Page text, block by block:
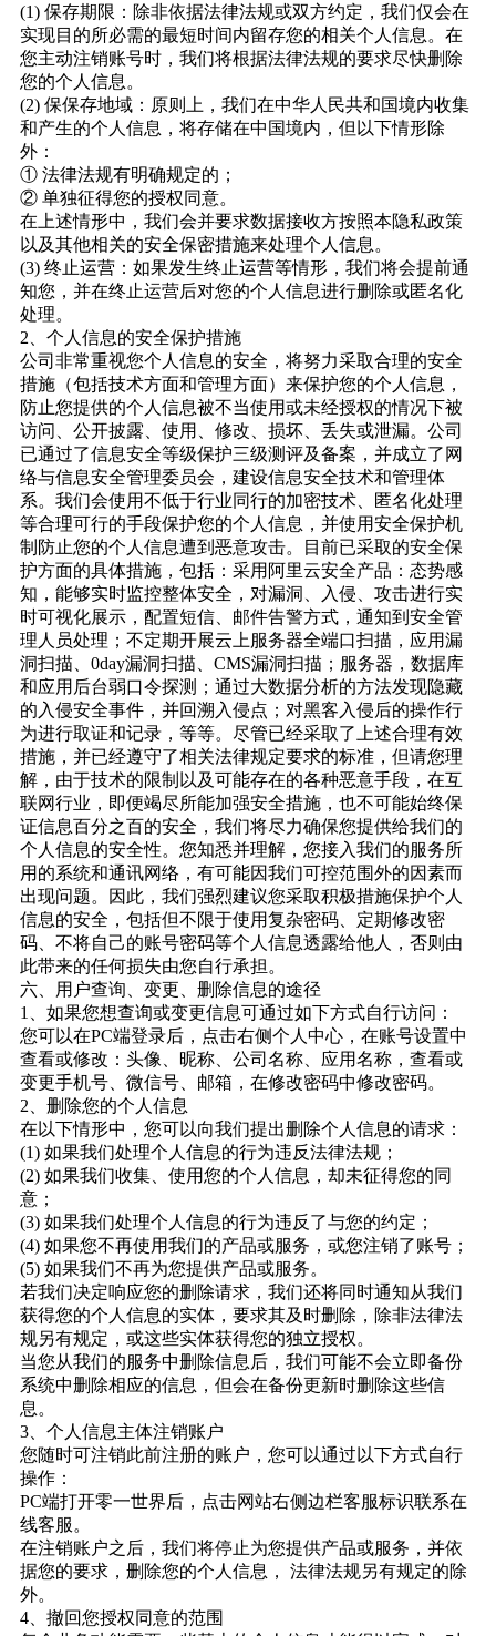
(1) 保存期限：除非依据法律法规或双方约定，我们仅会在
实现目的所必需的最短时间内留存您的相关个人信息。在
您主动注销账号时，我们将根据法律法规的要求尽快删除
您的个人信息。
(2) 保保存地域：原则上，我们在中华人民共和国境内收集
和产生的个人信息，将存储在中国境内，但以下情形除
外：
① 法律法规有明确规定的；
② 单独征得您的授权同意。
在上述情形中，我们会并要求数据接收方按照本隐私政策
以及其他相关的安全保密措施来处理个人信息。
(3) 终止运营：如果发生终止运营等情形，我们将会提前通
知您，并在终止运营后对您的个人信息进行删除或匿名化
处理。
2、个人信息的安全保护措施
公司非常重视您个人信息的安全，将努力采取合理的安全
措施（包括技术方面和管理方面）来保护您的个人信息，
防止您提供的个人信息被不当使用或未经授权的情况下被
访问、公开披露、使用、修改、损坏、丢失或泄漏。公司
已通过了信息安全等级保护三级测评及备案，并成立了网
络与信息安全管理委员会，建设信息安全技术和管理体
系。我们会使用不低于行业同行的加密技术、匿名化处理
等合理可行的手段保护您的个人信息，并使用安全保护机
制防止您的个人信息遭到恶意攻击。目前已采取的安全保
护方面的具体措施，包括：采用阿里云安全产品：态势感
知，能够实时监控整体安全，对漏洞、入侵、攻击进行实
时可视化展示，配置短信、邮件告警方式，通知到安全管
理人员处理；不定期开展云上服务器全端口扫描，应用漏
洞扫描、0day漏洞扫描、CMS漏洞扫描；服务器，数据库
和应用后台弱口令探测；通过大数据分析的方法发现隐藏
的入侵安全事件，并回溯入侵点；对黑客入侵后的操作行
为进行取证和记录，等等。尽管已经采取了上述合理有效
措施，并已经遵守了相关法律规定要求的标准，但请您理
解，由于技术的限制以及可能存在的各种恶意手段，在互
联网行业，即便竭尽所能加强安全措施，也不可能始终保
证信息百分之百的安全，我们将尽力确保您提供给我们的
个人信息的安全性。您知悉并理解，您接入我们的服务所
用的系统和通讯网络，有可能因我们可控范围外的因素而
出现问题。因此，我们强烈建议您采取积极措施保护个人
信息的安全，包括但不限于使用复杂密码、定期修改密
码、不将自己的账号密码等个人信息透露给他人，否则由
此带来的任何损失由您自行承担。
六、用户查询、变更、删除信息的途径
1、如果您想查询或变更信息可通过如下方式自行访问：
您可以在PC端登录后，点击右侧个人中心，在账号设置中
查看或修改：头像、昵称、公司名称、应用名称，查看或
变更手机号、微信号、邮箱，在修改密码中修改密码。
2、删除您的个人信息
在以下情形中，您可以向我们提出删除个人信息的请求：
(1) 如果我们处理个人信息的行为违反法律法规；
(2) 如果我们收集、使用您的个人信息，却未征得您的同
意；
(3) 如果我们处理个人信息的行为违反了与您的约定；
(4) 如果您不再使用我们的产品或服务，或您注销了账号；
(5) 如果我们不再为您提供产品或服务。
若我们决定响应您的删除请求，我们还将同时通知从我们
获得您的个人信息的实体，要求其及时删除，除非法律法
规另有规定，或这些实体获得您的独立授权。
当您从我们的服务中删除信息后，我们可能不会立即备份
系统中删除相应的信息，但会在备份更新时删除这些信
息。
3、个人信息主体注销账户
您随时可注销此前注册的账户，您可以通过以下方式自行
操作：
PC端打开零一世界后，点击网站右侧边栏客服标识联系在
线客服。
在注销账户之后，我们将停止为您提供产品或服务，并依
据您的要求，删除您的个人信息， 法律法规另有规定的除
外。
4、撤回您授权同意的范围